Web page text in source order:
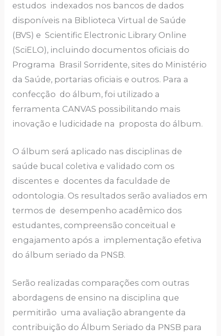
estudos indexados nos bancos de dados
disponíveis na Biblioteca Virtual de Saúde
(BVS) e Scientific Electronic Library Online
(SciELO), incluindo documentos oficiais do
Programa Brasil Sorridente, sites do Ministério
da Saúde, portarias oficiais e outros. Para a
confecção do álbum, foi utilizado a
ferramenta CANVAS possibilitando mais
inovação e ludicidade na proposta do álbum.
O álbum será aplicado nas disciplinas de
saúde bucal coletiva e validado com os
discentes e docentes da faculdade de
odontologia. Os resultados serão avaliados em
termos de desempenho acadêmico dos
estudantes, compreensão conceitual e
engajamento após a implementação efetiva
do álbum seriado da PNSB.
Serão realizadas comparações com outras
abordagens de ensino na disciplina que
permitirão uma avaliação abrangente da
contribuição do Álbum Seriado da PNSB para